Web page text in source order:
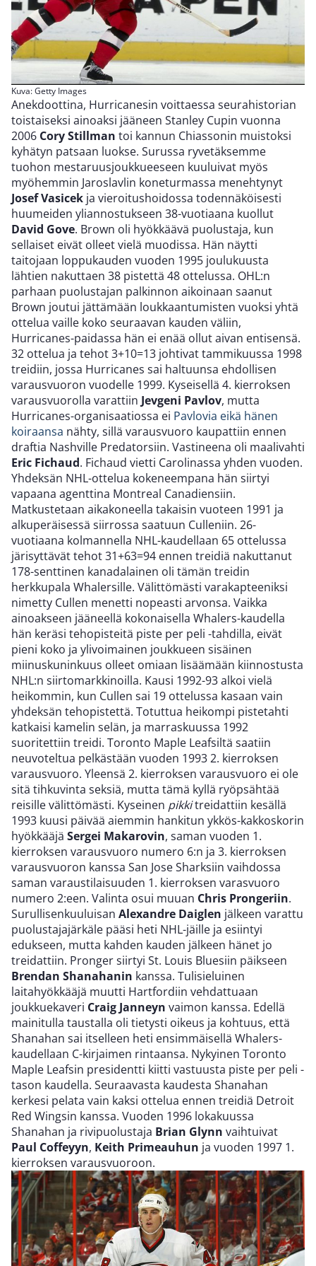
Kuva: Getty Images
Anekdoottina, Hurricanesin voittaessa seurahistorian
toistaiseksi ainoaksi jääneen Stanley Cupin vuonna
2006 Cory Stillman toi kannun Chiassonin muistoksi
kyhätyn patsaan luokse. Surussa ryvetäksemme
tuohon mestaruusjoukkueeseen kuuluivat myös
myöhemmin Jaroslavlin koneturmassa menehtynyt
Josef Vasicek ja vieroitushoidossa todennäköisesti
huumeiden yliannostukseen 38-vuotiaana kuollut
David Gove. Brown oli hyökkäävä puolustaja, kun
sellaiset eivät olleet vielä muodissa. Hän näytti
taitojaan loppukauden vuoden 1995 joulukuusta
lähtien nakuttaen 38 pistettä 48 ottelussa. OHL:n
parhaan puolustajan palkinnon aikoinaan saanut
Brown joutui jättämään loukkaantumisten vuoksi yhtä
ottelua vaille koko seuraavan kauden väliin,
Hurricanes-paidassa hän ei enää ollut aivan entisensä.
32 ottelua ja tehot 3+10=13 johtivat tammikuussa 1998
treidiin, jossa Hurricanes sai haltuunsa ehdollisen
varausvuoron vuodelle 1999. Kyseisellä 4. kierroksen
varausvuorolla varattiin Jevgeni Pavlov, mutta
Hurricanes-organisaatiossa ei Pavlovia eikä hänen
koiraansa nähty, sillä varausvuoro kaupattiin ennen
draftia Nashville Predatorsiin. Vastineena oli maalivahti
Eric Fichaud. Fichaud vietti Carolinassa yhden vuoden.
Yhdeksän NHL-ottelua kokeneempana hän siirtyi
vapaana agenttina Montreal Canadiensiin.
Matkustetaan aikakoneella takaisin vuoteen 1991 ja
alkuperäisessä siirrossa saatuun Culleniin. 26-
vuotiaana kolmannella NHL-kaudellaan 65 ottelussa
järisyttävät tehot 31+63=94 ennen treidiä nakuttanut
178-senttinen kanadalainen oli tämän treidin
herkkupala Whalersille. Välittömästi varakapteeniksi
nimetty Cullen menetti nopeasti arvonsa. Vaikka
ainoakseen jääneellä kokonaisella Whalers-kaudella
hän keräsi tehopisteitä piste per peli -tahdilla, eivät
pieni koko ja ylivoimainen joukkueen sisäinen
miinuskuninkuus olleet omiaan lisäämään kiinnostusta
NHL:n siirtomarkkinoilla. Kausi 1992-93 alkoi vielä
heikommin, kun Cullen sai 19 ottelussa kasaan vain
yhdeksän tehopistettä. Totuttua heikompi pistetahti
katkaisi kamelin selän, ja marraskuussa 1992
suoritettiin treidi. Toronto Maple Leafsiltä saatiin
neuvoteltua pelkästään vuoden 1993 2. kierroksen
varausvuoro. Yleensä 2. kierroksen varausvuoro ei ole
sitä tihkuvinta seksiä, mutta tämä kyllä ryöpsähtää
reisille välittömästi. Kyseinen pikkitreidattiin kesällä
1993 kuusi päivää aiemmin hankitun ykkös-kakkoskorin
hyökkääjä Sergei Makarovin, saman vuoden 1.
kierroksen varausvuoro numero 6:n ja 3. kierroksen
varausvuoron kanssa San Jose Sharksiin vaihdossa
saman varaustilaisuuden 1. kierroksen varasvuoro
numero 2:een. Valinta osui muuan Chris Prongeriin.
Surullisenkuuluisan Alexandre Daiglen jälkeen varattu
puolustajajärkäle pääsi heti NHL-jäille ja esiintyi
edukseen, mutta kahden kauden jälkeen hänet jo
treidattiin. Pronger siirtyi St. Louis Bluesiin päikseen
Brendan Shanahanin kanssa. Tulisieluinen
laitahyökkääjä muutti Hartfordiin vehdattuaan
joukkuekaveri Craig Janneyn vaimon kanssa. Edellä
mainitulla taustalla oli tietysti oikeus ja kohtuus, että
Shanahan sai itselleen heti ensimmäisellä Whalers-
kaudellaan C-kirjaimen rintaansa. Nykyinen Toronto
Maple Leafsin presidentti kiitti vastuusta piste per peli -
tason kaudella. Seuraavasta kaudesta Shanahan
kerkesi pelata vain kaksi ottelua ennen treidiä Detroit
Red Wingsin kanssa. Vuoden 1996 lokakuussa
Shanahan ja rivipuolustaja Brian Glynn vaihtuivat
Paul Coffeyyn, Keith Primeauhun ja vuoden 1997 1.
kierroksen varausvuoroon.